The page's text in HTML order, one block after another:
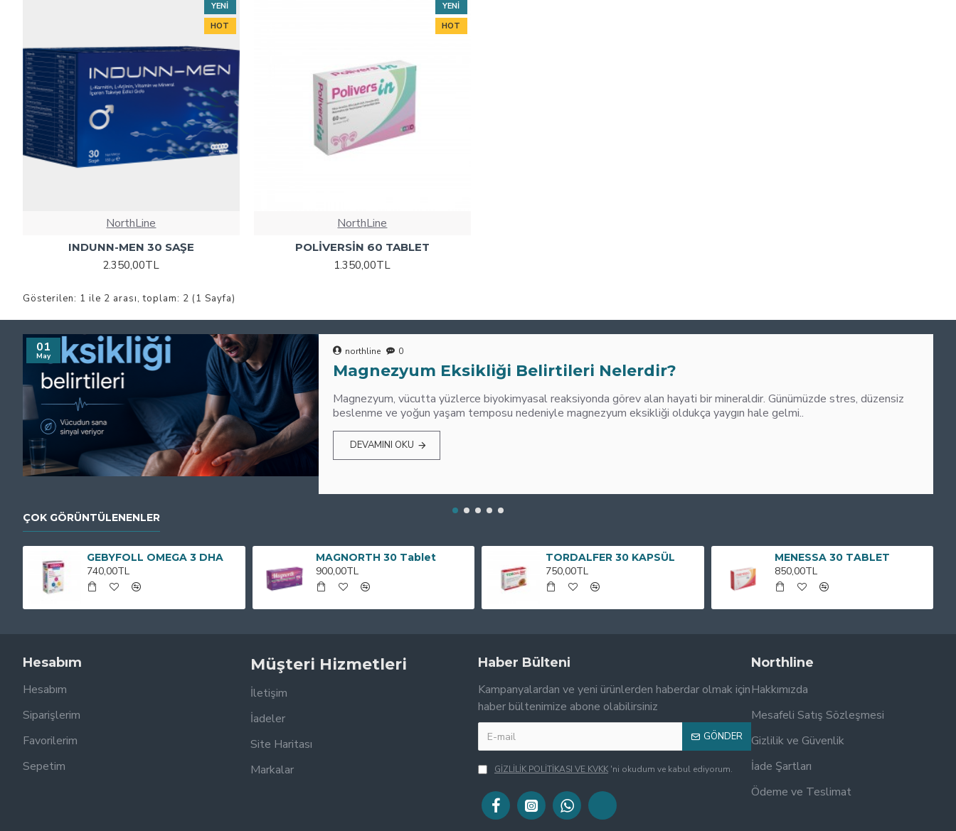
YENI
HOT
NorthLine
INDUNN-MEN 30 SAŞE
2.350,00TL
YENI
HOT
NorthLine
POLİVERSİN 60 TABLET
1.350,00TL
Gösterilen: 1 ile 2 arası, toplam: 2 (1 Sayfa)
01
May northline 0
Magnezyum Eksikliği Belirtileri Nelerdir?
Magnezyum, vücutta yüzlerce biyokimyasal reaksiyonda görev alan hayati bir mineraldir. Günümüzde stres, düzensiz
beslenme ve yoğun yaşam temposu nedeniyle magnezyum eksikliği oldukça yaygın hale gelmi..
DEVAMINI OKU
ÇOK GÖRÜNTÜLENENLER
GEBYFOLL OMEGA 3 DHA
740,00TL
MAGNORTH 30 Tablet
900,00TL
TORDALFER 30 KAPSÜL
750,00TL
MENESSA 30 TABLET
850,00TL
Hesabım
Hesabım
Siparişlerim
Favorilerim
Sepetim
Müşteri Hizmetleri
İletişim
İadeler
Site Haritası
Markalar
Haber Bülteni
Kampanyalardan ve yeni ürünlerden haberdar olmak için
haber bültenimize abone olabilirsiniz
GÖNDER
GİZLİLİK POLİTİKASI VE KVKK 'ni okudum ve kabul ediyorum.
Northline
Hakkımızda
Mesafeli Satış Sözleşmesi
Gizlilik ve Güvenlik
İade Şartları
Ödeme ve Teslimat